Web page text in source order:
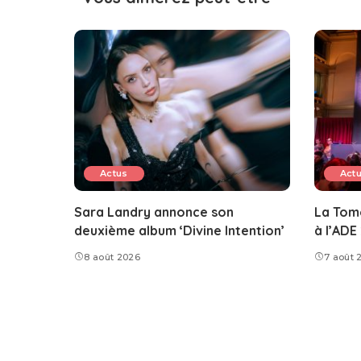
Actus
Sara Landry annonce son
deuxième album ‘Divine Intention’
8 août 2026
La
à
7 août